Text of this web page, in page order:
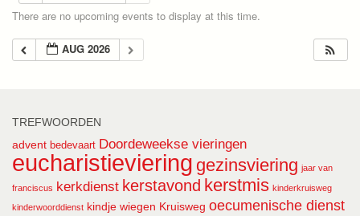
There are no upcoming events to display at this time.
AUG 2026
TREFWOORDEN
advent bedevaart Doordeweekse vieringen
eucharistieviering gezinsviering jaar van
franciscus kerkdienst kerstavond kerstmis kinderkruisweg
kinderwoorddienst kindje wiegen Kruisweg oecumenische dienst